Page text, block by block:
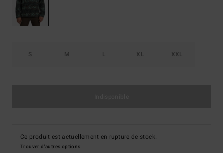
S M L XL XXL
Ce produit est actuellement en rupture de stock.
Trouver d'autres options